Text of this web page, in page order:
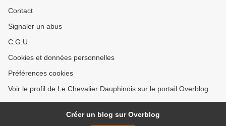
Contact
Signaler un abus
C.G.U.
Cookies et données personnelles
Préférences cookies
Voir le profil de Le Chevalier Dauphinois sur le portail Overblog
Créer un blog sur Overblog